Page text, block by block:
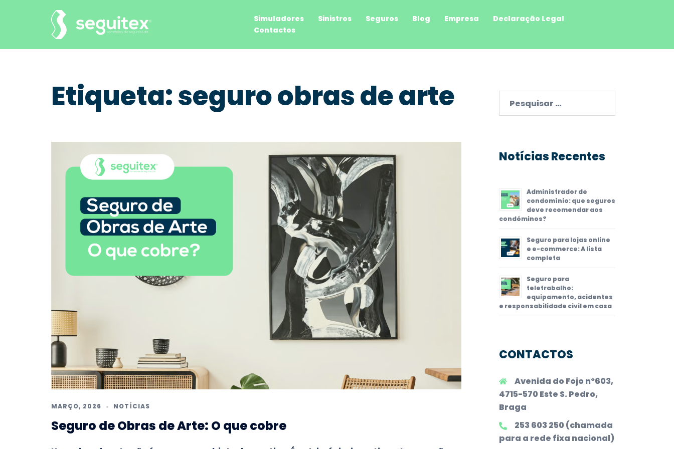
Simuladores Sinistros Seguros Blog Empresa
Declaração Legal
Contactos
Etiqueta:seguro obras de arte
MARÇO, 2026 NOTÍCIAS
Seguro de Obras de Arte: O que cobre
por:
Notícias Recentes
Administrador de
condomínio: que seguros
deve recomendar aos
condóminos?
Seguro para lojas online
e e-commerce: A lista
completa
Seguro para
teletrabalho:
equipamento, acidentes
e responsabilidade civil em casa
CONTACTOS
Avenida do Fojo nº603,
4715-570 Este S. Pedro,
Braga
253 603 250 (chamada
para a rede fixa nacional)